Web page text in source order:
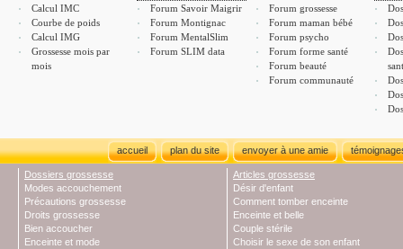
Calcul IMC
Courbe de poids
Calcul IMG
Grossesse mois par
mois
Forum Savoir Maigrir
Forum Montignac
Forum MentalSlim
Forum SLIM data
Forum grossesse
Forum maman bébé
Forum psycho
Forum forme santé
Forum beauté
Forum communauté
accueil plan du site envoyer à une amie
Dossiers grossesse
Modes accouchement
Précautions grossesse
Droits grossesse
Bien accoucher
Enceinte et mode
Articles grossesse
Désir d'enfant
Comment tomber enceinte
Enceinte et belle
Couple stérile
Choisir le sexe de son enfant